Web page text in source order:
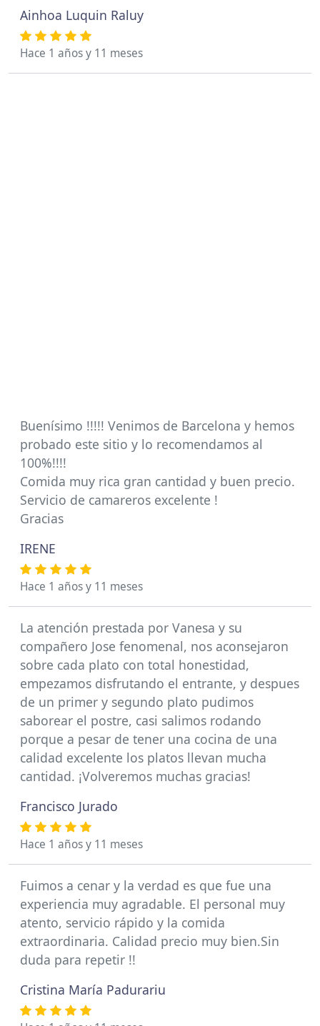
Ainhoa Luquin Raluy
Hace 1 años y 11 meses
Buenísimo !!!!! Venimos de Barcelona y hemos
probado este sitio y lo recomendamos al
100%!!!!
Comida muy rica gran cantidad y buen precio.
Servicio de camareros excelente !
Gracias
IRENE
Hace 1 años y 11 meses
La atención prestada por Vanesa y su
compañero Jose fenomenal, nos aconsejaron
sobre cada plato con total honestidad,
empezamos disfrutando el entrante, y despues
de un primer y segundo plato pudimos
saborear el postre, casi salimos rodando
porque a pesar de tener una cocina de una
calidad excelente los platos llevan mucha
cantidad. ¡Volveremos muchas gracias!
Francisco Jurado
Hace 1 años y 11 meses
Fuimos a cenar y la verdad es que fue una
experiencia muy agradable. El personal muy
atento, servicio rápido y la comida
extraordinaria. Calidad precio muy bien.Sin
duda para repetir !!
Cristina María Padurariu